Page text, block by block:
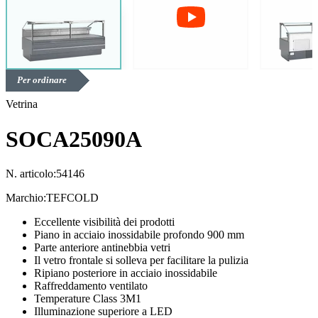
Per ordinare
Vetrina
SOCA25090A
N. articolo:54146
Marchio:TEFCOLD
Eccellente visibilità dei prodotti
Piano in acciaio inossidabile profondo 900 mm
Parte anteriore antinebbia vetri
Il vetro frontale si solleva per facilitare la pulizia
Ripiano posteriore in acciaio inossidabile
Raffreddamento ventilato
Temperature Class 3M1
Illuminazione superiore a LED